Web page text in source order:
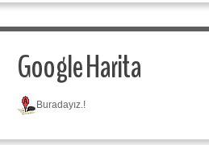
Google Harita
Buradayız.!